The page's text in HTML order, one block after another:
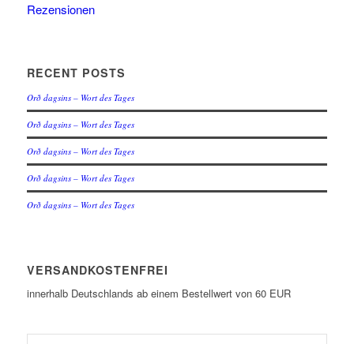
Rezensionen
RECENT POSTS
Orð dagsins – Wort des Tages
Orð dagsins – Wort des Tages
Orð dagsins – Wort des Tages
Orð dagsins – Wort des Tages
Orð dagsins – Wort des Tages
VERSANDKOSTENFREI
innerhalb Deutschlands ab einem Bestellwert von 60 EUR